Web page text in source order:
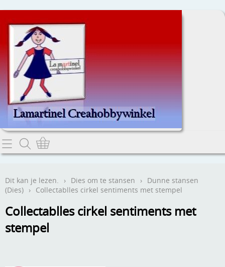
Home
Contact
Webwinkel
Dit kan je lezen. › Dies om te stansen › Dunne stansen
(Dies) › Collectablles cirkel sentiments met stempel
Collectablles cirkel sentiments met
stempel